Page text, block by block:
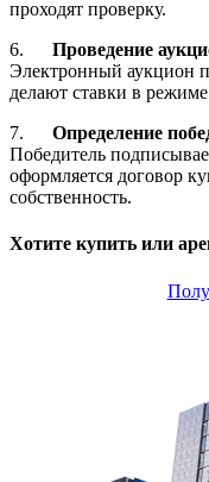
проходят проверку.
6. Проведение
Электронный аукцион
делают ставки в
7. Определение
Победитель
оформляется договор
собственность.
Хотите купить или